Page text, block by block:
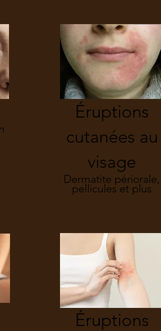
Éruptions
cutanées au
visage
Dermatite périorale,
pellicules et plus
Éruptions